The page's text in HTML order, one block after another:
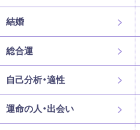
結婚
総合運
自己分析・適性
運命の人・出会い